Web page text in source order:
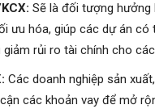
Sẽ là đối tượng hưởng
ưu hóa, giúp các dự án có
rủi ro tài chính cho
Các doanh nghiệp sản
các khoản vay để mở